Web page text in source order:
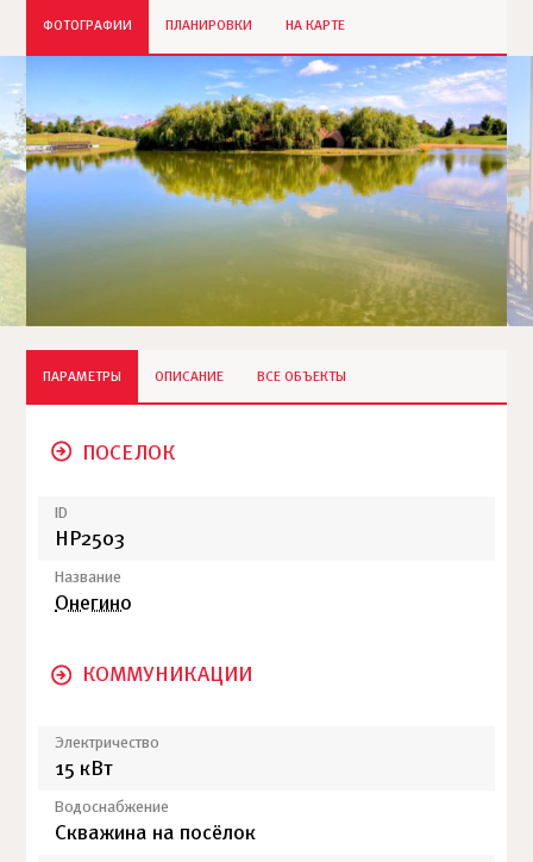
ФОТОГРАФИИ ПЛАНИРОВКИ НА КАРТЕ
ПАРАМЕТРЫ ОПИСАНИЕ ВСЕ ОБЪЕКТЫ
ПОСЕЛОК
ID
НР2503
Название
Онегино
КОММУНИКАЦИИ
Электричество
15 кВт
Водоснабжение
Скважина на посёлок